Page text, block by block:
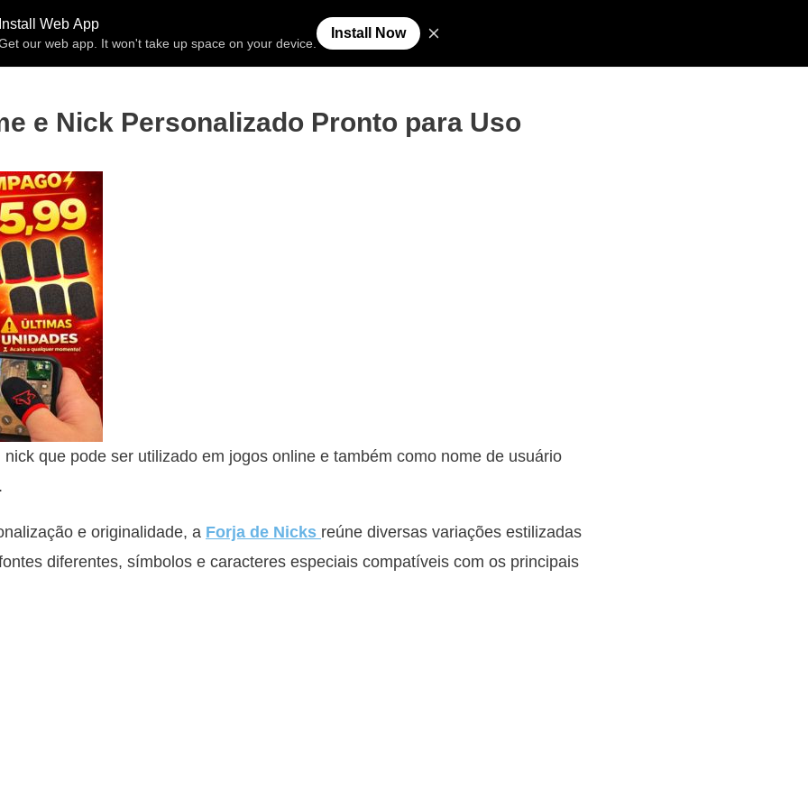
Free Fire Espaço Invisível Símbolos para Nick
e Nick Personalizado Pronto para Uso
que pode ser utilizado em jogos online e também como nome de usuário
e originalidade, a Forja de Nicks reúne diversas variações estilizadas
diferentes, símbolos e caracteres especiais compatíveis com os principais